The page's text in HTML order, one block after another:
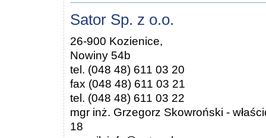
Sator Sp. z o.o.
26-900 Kozienice,
Nowiny 54b
tel. (048 48) 611 03 20
fax (048 48) 611 03 21
tel. (048 48) 611 03 22
mgr inż. Grzegorz Skowroński -
18